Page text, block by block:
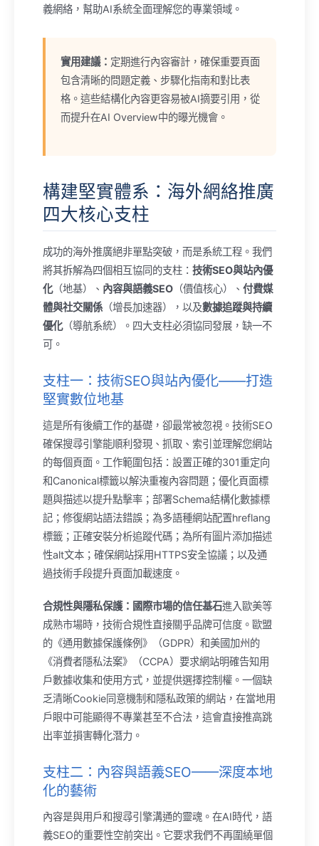
義網絡，幫助AI系統全面理解您的專業領域。
實用建議： 定期進行內容審計，確保重要頁面
包含清晰的問題定義、步驟化指南和對比表
格。這些結構化內容更容易被AI摘要引用，從
而提升在AI Overview中的曝光機會。
構建堅實體系：海外網絡推廣
四大核心支柱
成功的海外推廣絕非單點突破，而是系統工程。我們
將其拆解為四個相互協同的支柱： 技術SEO與站內優
化（地基）、 內容與語義SEO （價值核心）、 付費媒
體與社交關係 （增長加速器），以及數據追蹤與持續
優化（導航系統）。四大支柱必須協同發展，缺一不
可。
支柱一：技術SEO與站內優化——打造
堅實數位地基
這是所有後續工作的基礎，卻最常被忽視。技術SEO
確保搜尋引擎能順利發現、抓取、索引並理解您網站
的每個頁面。工作範圍包括：設置正確的301重定向
和Canonical標籤以解決重複內容問題；優化頁面標
題與描述以提升點擊率；部署Schema結構化數據標
記；修復網站語法錯誤；為多語種網站配置hreflang
標籤；正確安裝分析追蹤代碼；為所有圖片添加描述
性alt文本；確保網站採用HTTPS安全協議；以及通
過技術手段提升頁面加載速度。
合規性與隱私保護：國際市場的信任基石進入歐美等
成熟市場時，技術合規性直接關乎品牌可信度。歐盟
的《通用數據保護條例》（GDPR）和美國加州的
《消費者隱私法案》（CCPA）要求網站明確告知用
戶數據收集和使用方式，並提供選擇控制權。一個缺
乏清晰Cookie同意機制和隱私政策的網站，在當地用
戶眼中可能顯得不專業甚至不合法，這會直接推高跳
出率並損害轉化潛力。
支柱二：內容與語義SEO——深度本地
化的藝術
內容是與用戶和搜尋引擎溝通的靈魂。在AI時代，語
義SEO的重要性空前突出。它要求我們不再圍繞單個